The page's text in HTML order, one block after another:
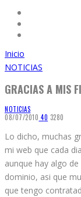
Inicio
NOTICIAS
GRACIAS A MIS
NOTICIAS
08/07/2010 40 3280
Lo dicho, muchas
mi web que cada
aunque hay algo
dominio, asi que
que tengo